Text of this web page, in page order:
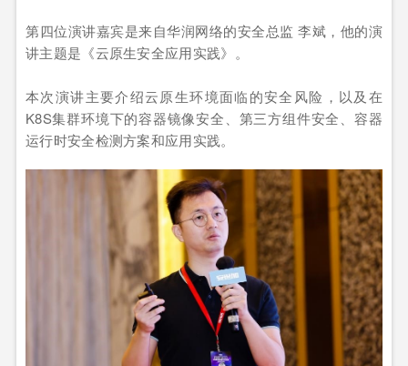
第四位演讲嘉宾是来自华润网络的安全总监 李斌，他的演
讲主题是《云原生安全应用实践》。
本次演讲主要介绍云原生环境面临的安全风险，以及在
K8S集群环境下的容器镜像安全、第三方组件安全、容器
运行时安全检测方案和应用实践。